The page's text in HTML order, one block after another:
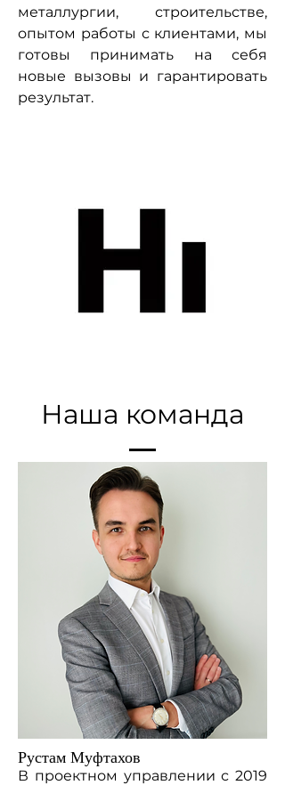
металлургии, строительстве,
опытом работы с клиентами, мы
готовы принимать на себя
новые вызовы и гарантировать
результат.
Наша команда
Рустам Муфтахов
В проектном управлении с 2019